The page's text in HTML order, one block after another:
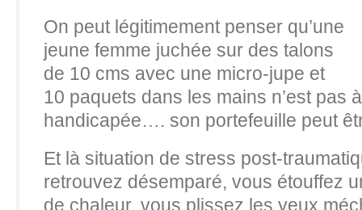
On peut légitimement penser qu’une
jeune femme juchée sur des talons
de 10 cms avec une micro-jupe et
10 paquets dans les mains n’est pas
handicapée…. son portefeuille peut
Et là situation de stress post-
retrouvez désemparé, vous étouffez
de chaleur, vous plissez les yeux